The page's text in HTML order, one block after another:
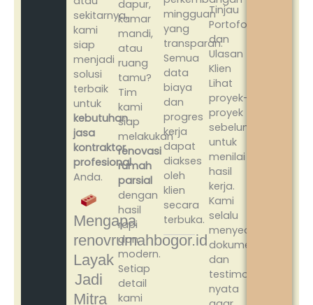
sekitarnya,
kami
siap
menjadi
solusi
terbaik
untuk
kebutuhan
jasa
kontraktor
profesional
Anda.
Mengapa
renovrumahbogor.id
Layak
Jadi
Mitra
dapur,
kamar
mandi,
atau
ruang
tamu?
Tim
kami
siap
melakukan
renovasi
rumah
parsial
dengan
hasil
rapi
dan
modern.
Setiap
detail
kami
mingguan
yang
transparan.
Semua
data
biaya
dan
progres
kerja
dapat
diakses
oleh
klien
secara
terbuka.
Tinjau
Portofolio
dan
Ulasan
Klien
Lihat
proyek-
proyek
sebelumnya
untuk
menilai
hasil
kerja.
Kami
selalu
menyediakan
dokumentasi
dan
testimoni
nyata